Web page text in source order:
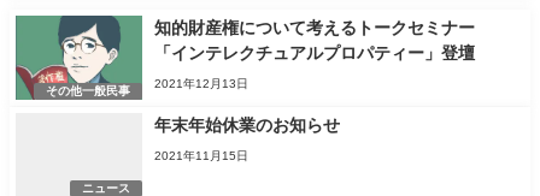
その他一般民事
知的財産権について考えるトークセミナー
「インテレクチュアルプロパティー」登壇
2021年12月13日
ニュース
年末年始休業のお知らせ
2021年11月15日